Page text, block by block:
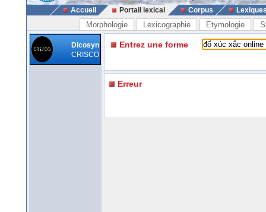
Accueil Portail lexical Corpus
Morphologie Lexicographie Etymologie
Dicosyn
CRISCO
Entrez une forme
Erreur